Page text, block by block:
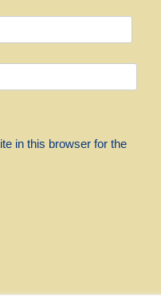
in this browser for the